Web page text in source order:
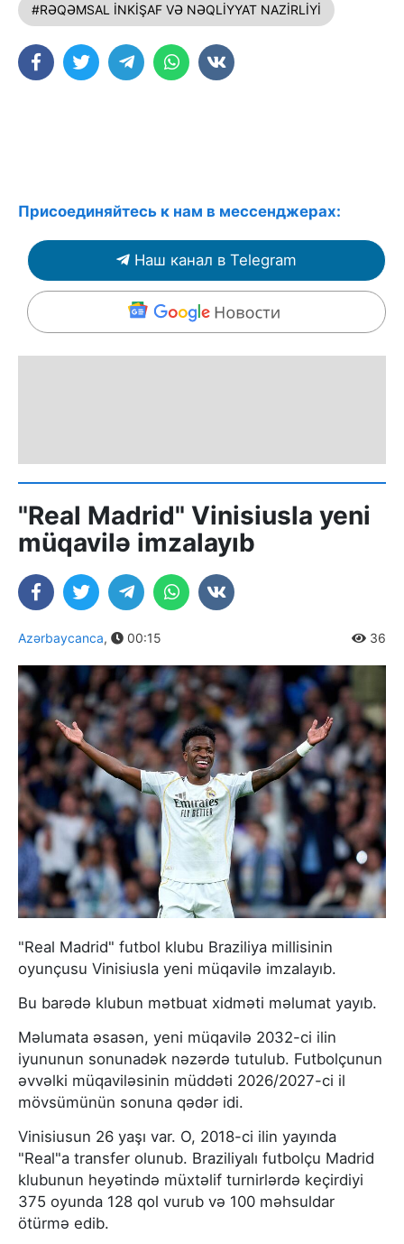
#RƏQƏMSAL İNKİŞAF VƏ NƏQLİYYAT NAZİRLİYİ
Присоединяйтесь к нам в мессенджерах:
Наш канал в Telegram
"Real Madrid" Vinisiusla yeni
müqavilə imzalayıb
Azərbaycanca, 00:15 36
"Real Madrid" futbol klubu Braziliya millisinin
oyunçusu Vinisiusla yeni müqavilə imzalayıb.
Bu barədə klubun mətbuat xidməti məlumat yayıb.
Məlumata əsasən, yeni müqavilə 2032-ci ilin
iyununun sonunadək nəzərdə tutulub. Futbolçunun
əvvəlki müqaviləsinin müddəti 2026/2027-ci il
mövsümünün sonuna qədər idi.
Vinisiusun 26 yaşı var. O, 2018-ci ilin yayında
"Real"a transfer olunub. Braziliyalı futbolçu Madrid
klubunun heyətində müxtəlif turnirlərdə keçirdiyi
375 oyunda 128 qol vurub və 100 məhsuldar
ötürmə edib.